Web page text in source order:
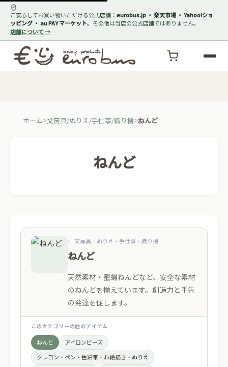
ご安心してお買い物いただける公式店舗： eurobus.jp ・ 楽天市場 ・ Yahoo!ショ
ッピング ・ au PAY マーケット。その他は当店の公式店舗ではありません。
店舗について →
ホーム 文房具/ぬりえ/手仕事/織り機 ねんど
ねんど
← 文房具・ぬりえ・手仕事・織り機
ねんど
天然素材・蜜蝋ねんどなど、安全な素材
のねんどを揃えています。創造力と手先
の発達を促します。
このカテゴリーの他のアイテム
ねんど
アイロンビーズ
クレヨン・ペン・色鉛筆・お絵描き・ぬりえ